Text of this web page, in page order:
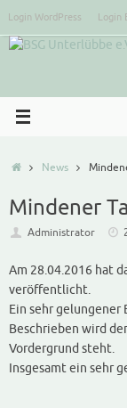
springen
Login WordPress Login
StartNews
Mindener
Administrator
Am 28.04.2016 hat
veröffentlicht.
Ein sehr
Beschrieben wird
Vordergrund steht.
Insgesamt ein sehr